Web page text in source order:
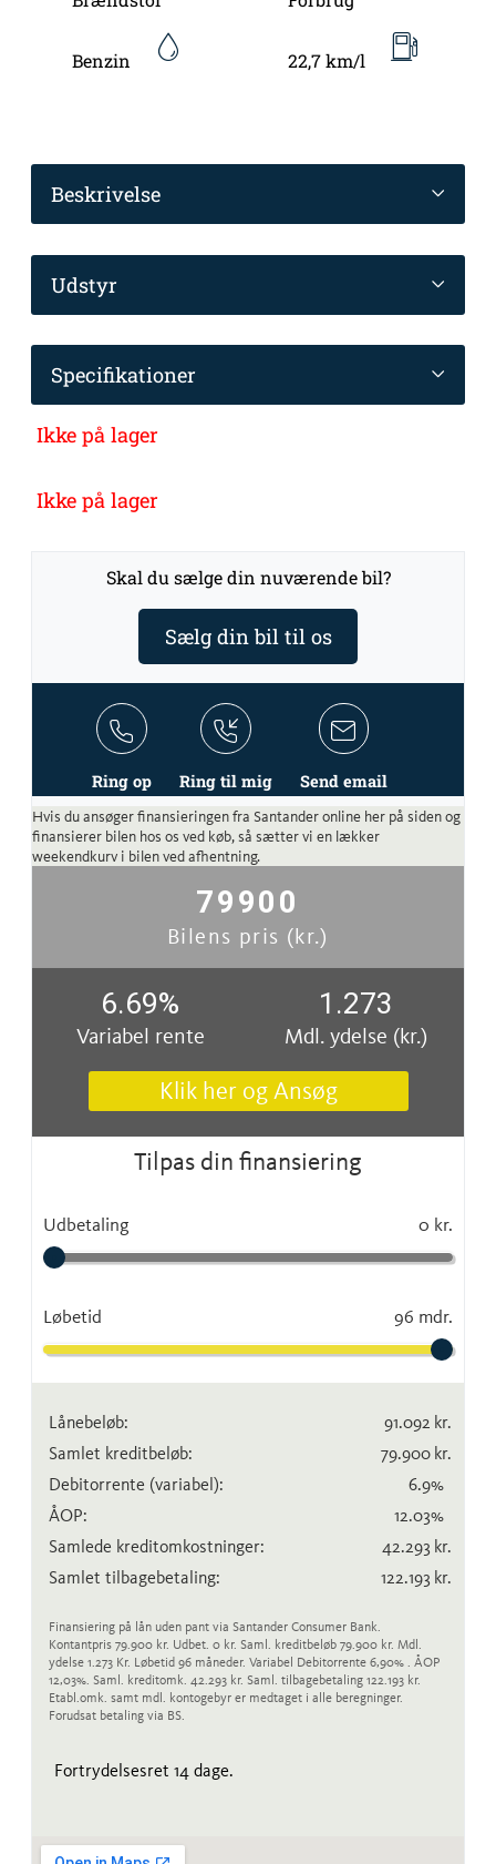
Benzin 22,7 km/l
Beskrivelse
Udstyr
Specifikationer
Ikke på lager
Ikke på lager
Skal du sælge din nuværende bil?
Sælg din bil til os
Ring op Ring til mig Send email
Hvis du ansøger finansieringen fra Santander online her på siden og
finansierer bilen hos os ved køb, så sætter vi en lækker
weekendkurv i bilen ved afhentning.
79900
Bilens pris (kr.)
6.69%
Variabel rente
1.273
Mdl. ydelse (kr.)
Klik her og Ansøg
Tilpas din finansiering
Udbetaling 0 kr.
Løbetid 96 mdr.
Lånebeløb: 91.092 kr.
Samlet kreditbeløb:
79.900 kr.
Debitorrente (variabel): 6.9%
ÅOP:
12.03%
Samlede kreditomkostninger:
42.293 kr.
Samlet tilbagebetaling:
122.193 kr.
Finansiering på lån uden pant via Santander Consumer Bank.
Kontantpris 79.900 kr. Udbet. 0 kr. Saml. kreditbeløb 79.900 kr. Mdl.
ydelse 1.273 Kr. Løbetid 96 måneder. Variabel Debitorrente 6,90% . ÅOP
12,03%. Saml. kreditomk. 42.293 kr. Saml. tilbagebetaling 122.193 kr.
Etabl.omk. samt mdl. kontogebyr er medtaget i alle beregninger.
Forudsat betaling via BS.
Fortrydelsesret 14 dage.